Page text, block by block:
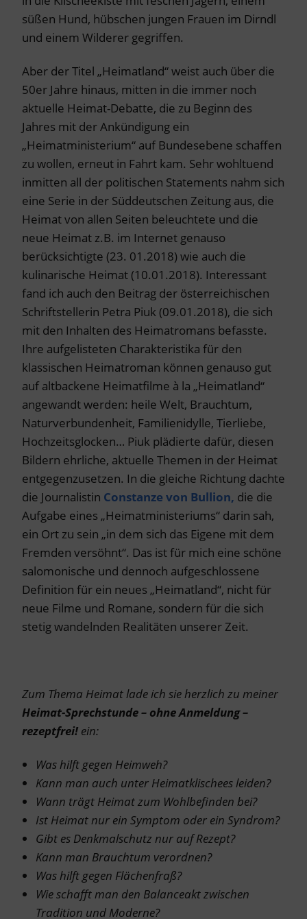
süßen Hund, hübschen jungen Frauen im Dirndl
und einem Wilderer gegriffen.
Aber der Titel „Heimatland“ weist auch über die
50er Jahre hinaus, mitten in die immer noch
aktuelle Heimat-Debatte, die zu Beginn des
Jahres mit der Ankündigung ein
„Heimatministerium“ auf Bundesebene schaffen
zu wollen, erneut in Fahrt kam. Sehr wohltuend
inmitten all der politischen Statements nahm sich
eine Serie in der Süddeutschen Zeitung aus, die
Heimat von allen Seiten beleuchtete und die
neue Heimat z.B. im Internet genauso
berücksichtigte (23. 01.2018) wie auch die
kulinarische Heimat (10.01.2018). Interessant
fand ich auch den Beitrag der österreichischen
Schriftstellerin Petra Piuk (09.01.2018), die sich
mit den Inhalten des Heimatromans befasste.
Ihre aufgelisteten Charakteristika für den
klassischen Heimatroman können genauso gut
auf altbackene Heimatfilme à la „Heimatland“
angewandt werden: heile Welt, Brauchtum,
Naturverbundenheit, Familienidylle, Tierliebe,
Hochzeitsglocken… Piuk plädierte dafür, diesen
Bildern ehrliche, aktuelle Themen in der Heimat
entgegenzusetzen. In die gleiche Richtung dachte
die Journalistin Constanze von Bullion, die die
Aufgabe eines „Heimatministeriums“ darin sah,
ein Ort zu sein „in dem sich das Eigene mit dem
Fremden versöhnt“. Das ist für mich eine schöne
salomonische und dennoch aufgeschlossene
Definition für ein neues „Heimatland“, nicht für
neue Filme und Romane, sondern für die sich
stetig wandelnden Realitäten unserer Zeit.
Zum Thema Heimat lade ich sie herzlich zu meiner
Heimat-Sprechstunde – ohne Anmeldung –
rezeptfrei! ein:
Was hilft gegen Heimweh?
Kann man auch unter Heimatklischees leiden?
Wann trägt Heimat zum Wohlbefinden bei?
Ist Heimat nur ein Symptom oder ein Syndrom?
Gibt es Denkmalschutz nur auf Rezept?
Kann man Brauchtum verordnen?
Was hilft gegen Flächenfraß?
Wie schafft man den Balanceakt zwischen
Tradition und Moderne?